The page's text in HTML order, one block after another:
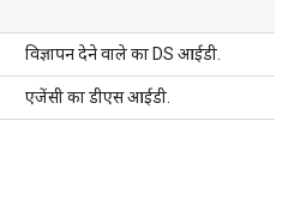
विज्ञापन देने वाले का DS आईडी.
एजेंसी का डीएस आईडी.